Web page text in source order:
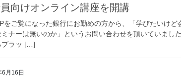
向けオンライン講座を開講
をご覧になった銀行にお勤めの方から、「学びたいけ
ナーは無いのか」というお問い合わせを頂いていまし
プラッ […]
月16日